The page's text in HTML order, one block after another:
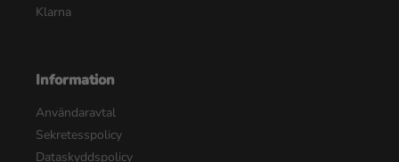
Klarna
Information
Användaravtal
Sekretesspolicy
Dataskyddspolicy